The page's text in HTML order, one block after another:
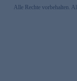
Alle Rechte vorbehalten.